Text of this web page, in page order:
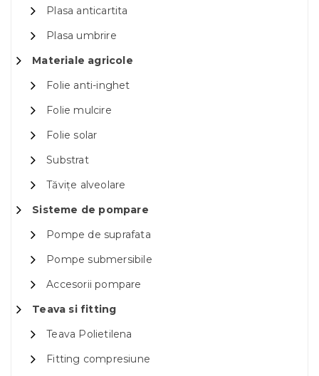
Plasa anticartita
Plasa umbrire
Materiale agricole
Folie anti-inghet
Folie mulcire
Folie solar
Substrat
Tăvițe alveolare
Sisteme de pompare
Pompe de suprafata
Pompe submersibile
Accesorii pompare
Teava si fitting
Teava Polietilena
Fitting compresiune